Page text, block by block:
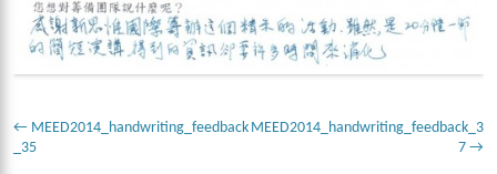
MEED2014_handwriting_feedback
_35
MEED2014_handwriting_feedback_3
7